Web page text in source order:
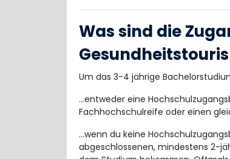
Was sind die
Um das 3-4 jährige
...entweder eine
Fachhochschulreife oder einen
...wenn du keine
abgeschlossenen, mindestens 2-